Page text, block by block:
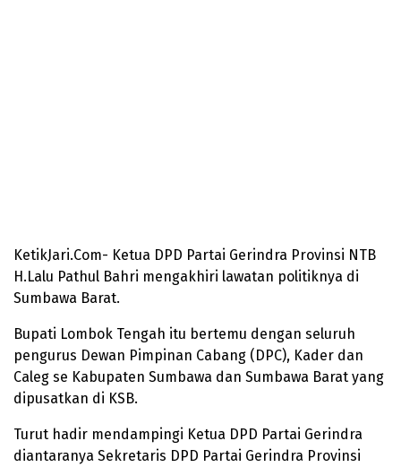
KetikJari.Com- Ketua DPD Partai Gerindra Provinsi NTB
H.Lalu Pathul Bahri mengakhiri lawatan politiknya di
Sumbawa Barat.
Bupati Lombok Tengah itu bertemu dengan seluruh
pengurus Dewan Pimpinan Cabang (DPC), Kader dan
Caleg se Kabupaten Sumbawa dan Sumbawa Barat yang
dipusatkan di KSB.
Turut hadir mendampingi Ketua DPD Partai Gerindra
diantaranya Sekretaris DPD Partai Gerindra Provinsi